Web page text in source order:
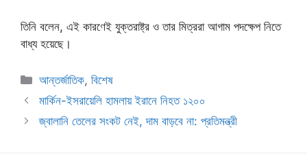
তিনি বলেন, এই কারণেই যুক্তরাষ্ট্র ও তার মিত্ররা আগাম পদক্ষেপ নিতে
বাধ্য হয়েছে।
Categories
আন্তর্জাতিক,বিশেষ
মার্কিন-ইসরায়েলি হামলায় ইরানে নিহত ১২০০
জ্বালানি তেলের সংকট নেই, দাম বাড়বে না: প্রতিমন্ত্রী